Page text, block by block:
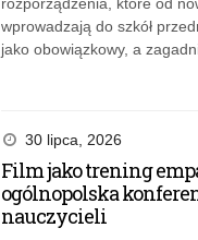
wprowadzają do szkół
jako obowiązkowy, a
30 lipca, 2026
Film jako trening
ogólnopolska
nauczycieli